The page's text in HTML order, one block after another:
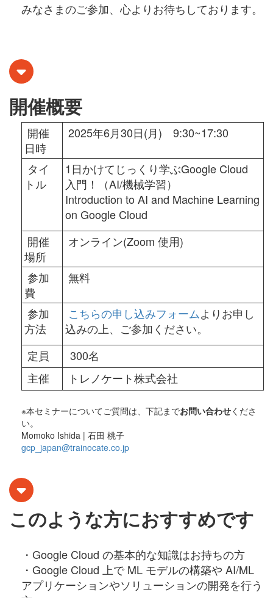
みなさまのご参加、心よりお待ちしております。
開催概要
開催
日時
2025年6月30日(月) 9:30~17:30
タイ
トル
1日かけてじっくり学ぶGoogle Cloud
入門！（AI/機械学習）
Introduction to AI and Machine Learning
on Google Cloud
開催
場所
オンライン(Zoom 使用)
参加
費
無料
参加
方法
こちらの申し込みフォームよりお申し
込みの上、ご参加ください。
定員
300名
主催
トレノケート株式会社
※本セミナーについてご質問は、下記までお問い合わせくださ
い。
Momoko Ishida | 石田 桃子
gcp_japan@trainocate.co.jp
このような方におすすめです
・Google Cloud の基本的な知識はお持ちの方
・Google Cloud 上で ML モデルの構築や AI/ML
アプリケーションやソリューションの開発を行う